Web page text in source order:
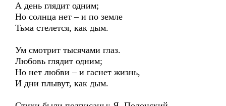
А день глядит одним;
Но солнца нет – и по земле
Тьма стелется, как дым.
Ум смотрит тысячами глаз.
Любовь глядит одним;
Но нет любви – и гаснет жизнь,
И дни плывут, как дым.